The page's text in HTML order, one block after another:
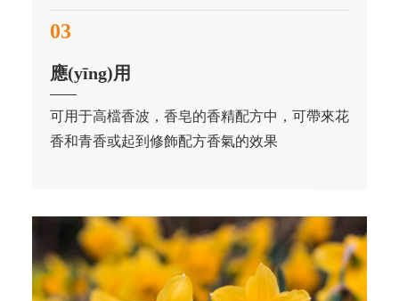
03
應(yīng)用
可用于高檔香波，香皂的香精配方中，可帶來花
香和青香或起到修飾配方香氣的效果